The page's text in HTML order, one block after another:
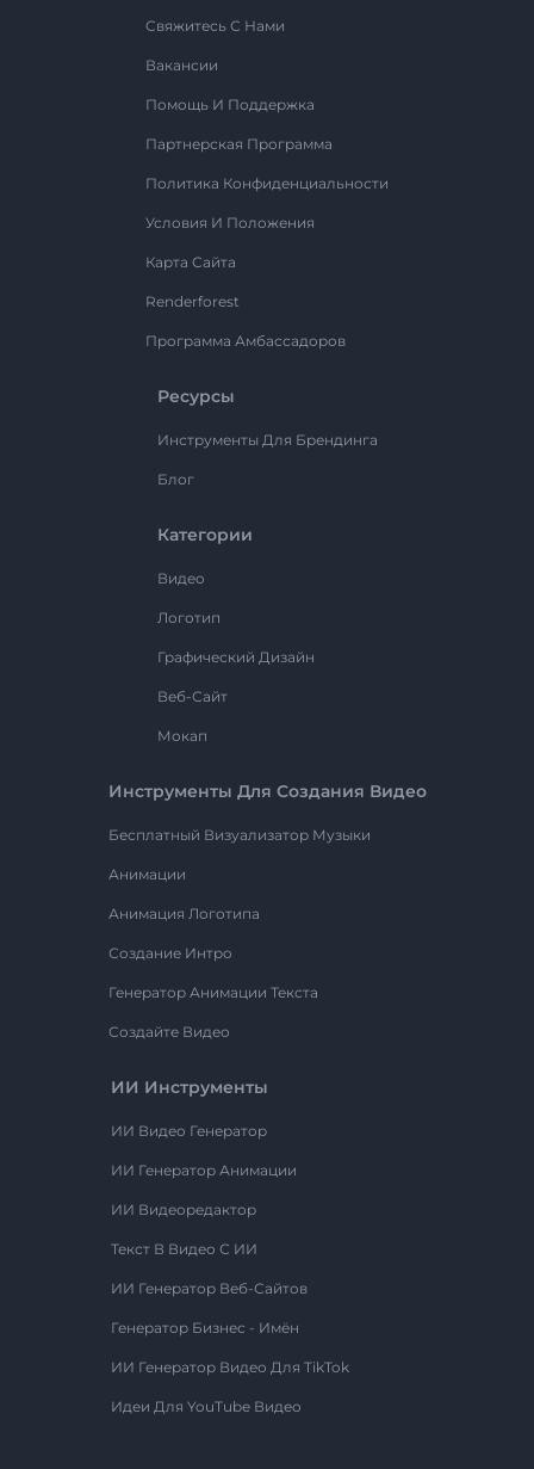
Свяжитесь С Нами
Вакансии
Помощь И Поддержка
Партнерская Программа
Политика Конфиденциальности
Условия И Положения
Карта Сайта
Renderforest
Программа Амбассадоров
Ресурсы
Инструменты Для Брендинга
Блог
Категории
Видео
Логотип
Графический Дизайн
Веб-Сайт
Мокап
Инструменты Для Создания Видео
Бесплатный Визуализатор Музыки
Анимации
Анимация Логотипа
Создание Интро
Генератор Анимации Текста
Создайте Видео
ИИ Инструменты
ИИ Видео Генератор
ИИ Генератор Анимации
ИИ Видеоредактор
Текст В Видео С ИИ
ИИ Генератор Веб-Сайтов
Генератор Бизнес - Имён
ИИ Генератор Видео Для TikTok
Идеи Для YouTube Видео